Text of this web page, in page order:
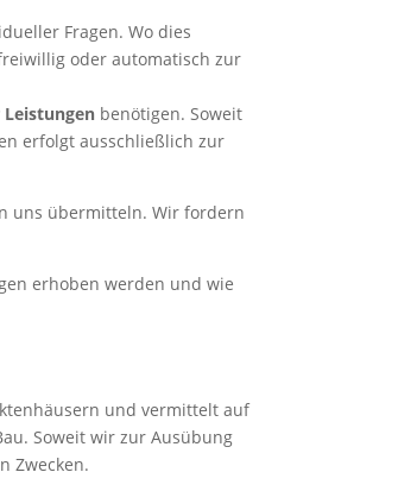
Fragen. Wo dies
oder automatisch zur
benötigen. Soweit
erfolgt ausschließlich zur
uns übermitteln. Wir fordern
erhoben werden und wie
und vermittelt auf
Soweit wir zur Ausübung
Zwecken.